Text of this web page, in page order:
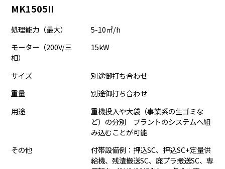
MK1505II
処理能力（最大）
5-10㎥/h
モーター（200V/三
相）
15kW
サイズ
別途御打ち合わせ
重量
別途御打ち合わせ
用途
重機投入や大袋（事業系の生ゴミな
ど）の分別 プラントのシステムへ組
み込むことが可能
その他
付帯設備例：押込SC、押込SC+定量供
給機、残渣搬送SC、廃プラ搬送SC、専